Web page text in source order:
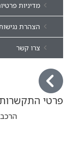
מדיניות
הצהרת
צרו קשר
פרטי
הרכבת, 58, תל אביב